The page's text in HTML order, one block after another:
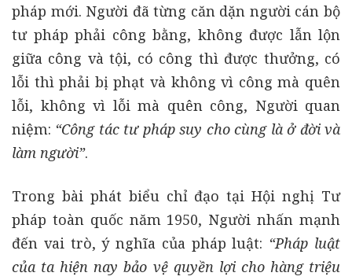
pháp mới. Người đã từng căn dặn người cán bộ
tư pháp phải công bằng, không được lẫn lộn
giữa công và tội, có công thì được thưởng, có
lỗi thì phải bị phạt và không vì công mà quên
lỗi, không vì lỗi mà quên công, Người quan
niệm: “Công tác tư pháp suy cho cùng là ở đời và
làm người”.
Trong bài phát biểu chỉ đạo tại Hội nghị Tư
pháp toàn quốc năm 1950, Người nhấn mạnh
đến vai trò, ý nghĩa của pháp luật: “Pháp luật
của ta hiện nay bảo vệ quyền lợi cho hàng triệu